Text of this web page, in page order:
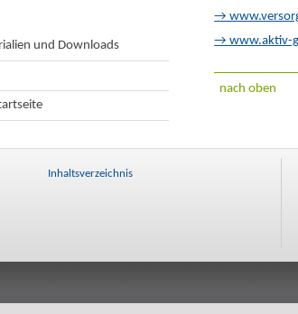
und Downloads
→
→ www.aktiv-
nach oben
Inhaltsverzeichnis